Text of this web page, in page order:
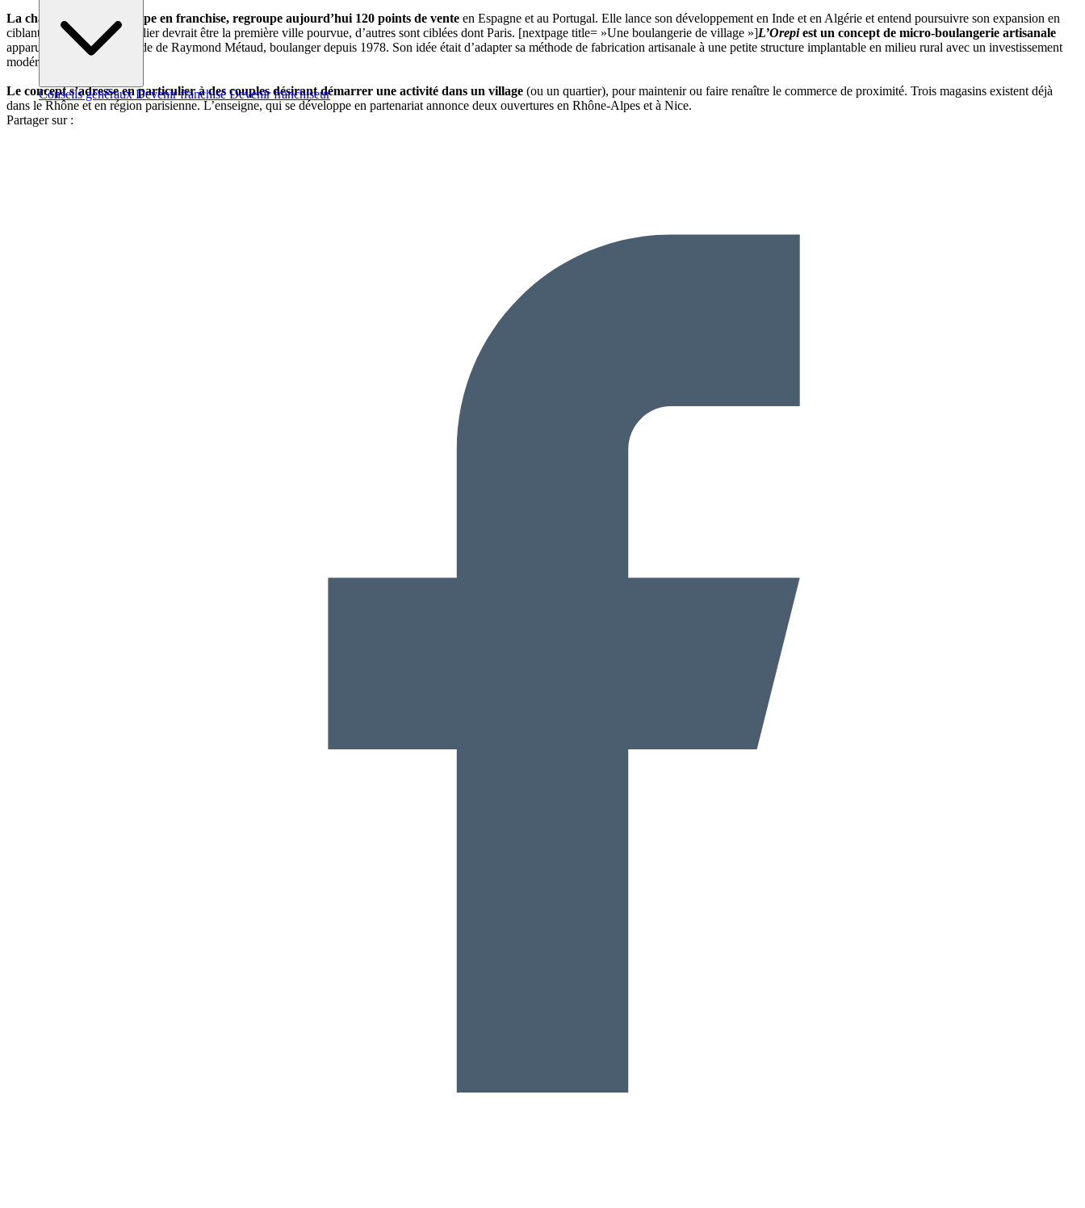
Conseils généraux Devenir franchisé Devenir franchiseur
La chaîne, qui se développe en franchise, regroupe aujourd’hui 120 points de vente en Espagne et au Portugal. Elle lance son développement en Inde et en Algérie et entend poursuivre son expansion en
ciblant la France : Montpellier devrait être la première ville pourvue, d’autres sont ciblées dont Paris. [nextpage title= »Une boulangerie de village »]L’Orepiest un concept de micro-boulangerie artisanale
apparu en 2009, sous l’égide de Raymond Métaud, boulanger depuis 1978. Son idée était d’adapter sa méthode de fabrication artisanale à une petite structure implantable en milieu rural avec un investissement
modéré.
Le concept s’adresse en particulier à des couples désirant démarrer une activité dans un village (ou un quartier), pour maintenir ou faire renaître le commerce de proximité. Trois magasins existent déjà
dans le Rhône et en région parisienne. L’enseigne, qui se développe en partenariat annonce deux ouvertures en Rhône-Alpes et à Nice.
Partager sur :